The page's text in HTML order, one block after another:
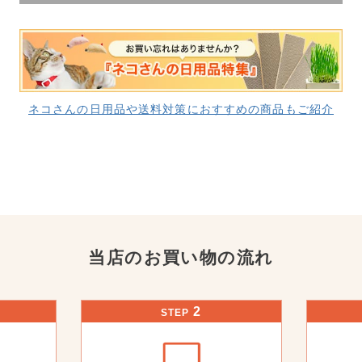
ネコさんの日用品や送料対策におすすめの商品もご紹介
当店のお買い物の流れ
STEP 2